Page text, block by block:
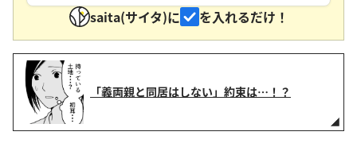
saita(サイタ)に
を入れるだけ！
「義両親と同居はしない」約束は…！？